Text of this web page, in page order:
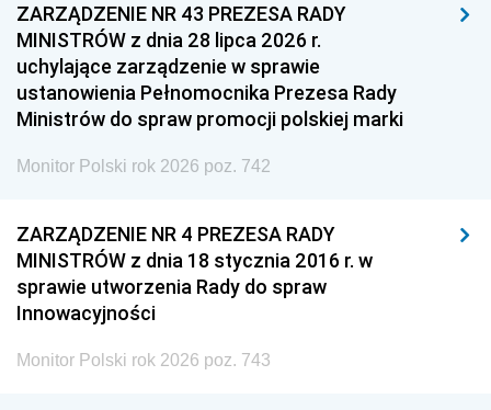
ZARZĄDZENIE NR 43 PREZESA RADY
MINISTRÓW z dnia 28 lipca 2026 r.
uchylające zarządzenie w sprawie
ustanowienia Pełnomocnika Prezesa Rady
Ministrów do spraw promocji polskiej marki
Monitor Polski rok 2026 poz. 742
ZARZĄDZENIE NR 4 PREZESA RADY
MINISTRÓW z dnia 18 stycznia 2016 r. w
sprawie utworzenia Rady do spraw
Innowacyjności
Monitor Polski rok 2026 poz. 743